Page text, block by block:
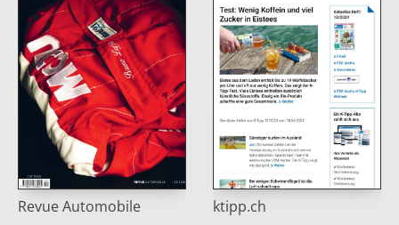
Revue Automobile ktipp.ch